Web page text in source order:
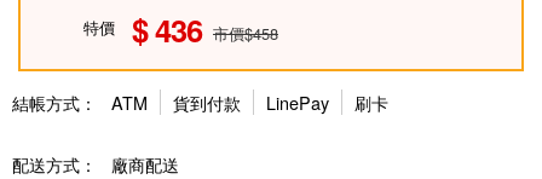
特價 436 市價$458
結帳方式： ATM 貨到付款 LinePay 刷卡
配送方式： 廠商配送